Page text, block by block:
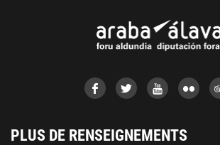
PLUS DE RENSEIGNEMENTS